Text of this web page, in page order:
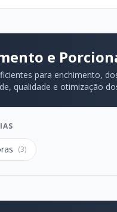
e
para enchimento,
qualidade e otimização
(3)